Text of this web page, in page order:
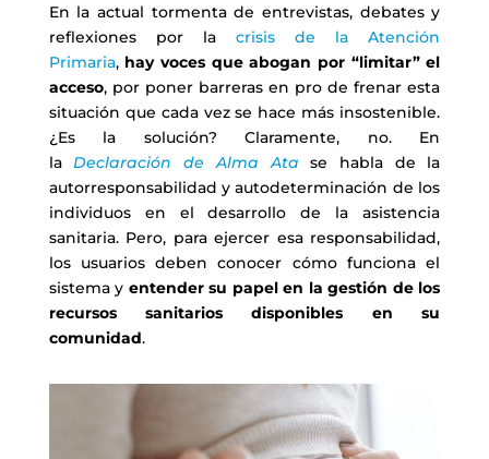
En la actual tormenta de entrevistas, debates y
reflexiones por la crisis de la Atención
Primaria, hay voces que abogan por “limitar” el
acceso, por poner barreras en pro de frenar esta
situación que cada vez se hace más insostenible.
¿Es la solución? Claramente, no. En
la Declaración de Alma Ata se habla de la
autorresponsabilidad y autodeterminación de los
individuos en el desarrollo de la asistencia
sanitaria. Pero, para ejercer esa responsabilidad,
los usuarios deben conocer cómo funciona el
sistema y entender su papel en la gestión de los
recursos sanitarios disponibles en su
comunidad.